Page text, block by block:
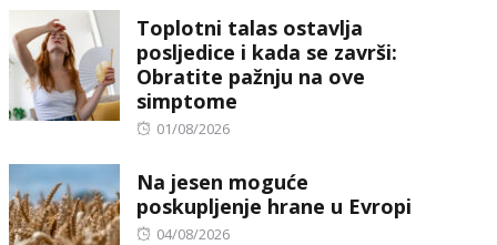
Toplotni talas ostavlja
posljedice i kada se završi:
Obratite pažnju na ove
simptome
Posted
01/08/2026
Na jesen moguće
poskupljenje hrane u Evropi
Posted
04/08/2026